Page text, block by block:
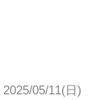
2025/05/11(日)